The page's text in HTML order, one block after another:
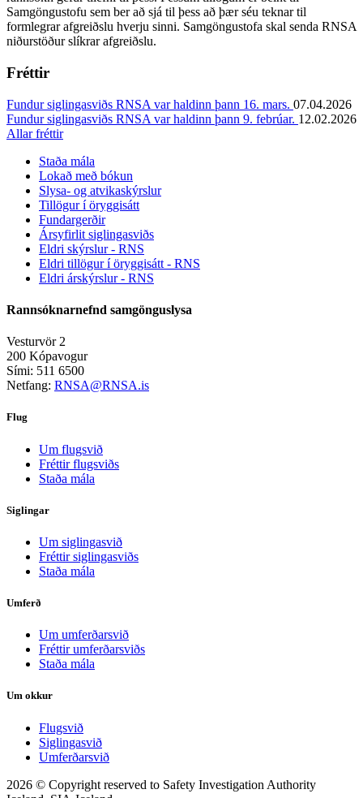
Samgöngustofu sem ber að sjá til þess að þær séu teknar til
formlegrar afgreiðslu hverju sinni. Samgöngustofa skal senda RNSA
niðurstöður slíkrar afgreiðslu.
Fréttir
Fundur siglingasviðs RNSA var haldinn þann 16. mars. 07.04.2026
Fundur siglingasviðs RNSA var haldinn þann 9. febrúar. 12.02.2026
Allar fréttir
Staða mála
Lokað með bókun
Slysa- og atvikaskýrslur
Tillögur í öryggisátt
Fundargerðir
Ársyfirlit siglingasviðs
Eldri skýrslur - RNS
Eldri tillögur í öryggisátt - RNS
Eldri árskýrslur - RNS
Rannsóknarnefnd samgönguslysa
Vesturvör 2
200 Kópavogur
Sími: 511 6500
Netfang: RNSA@RNSA.is
Flug
Um flugsvið
Fréttir flugsviðs
Staða mála
Siglingar
Um siglingasvið
Fréttir siglingasviðs
Staða mála
Umferð
Um umferðarsvið
Fréttir umferðarsviðs
Staða mála
Um okkur
Flugsvið
Siglingasvið
Umferðarsvið
2026 © Copyright reserved to Safety Investigation Authority